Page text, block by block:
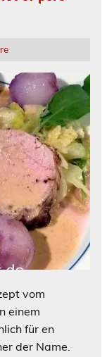
vom
einem
für en
der Name.